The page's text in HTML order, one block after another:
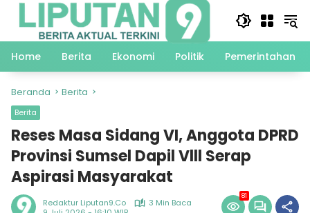
Langsung
Home
Berita Ekonomi Politik Pemerintahan
Beranda Berita
Berita
Reses Masa Sidang VI, Anggota DPRD
Provinsi Sumsel Dapil Vlll Serap
Aspirasi Masyarakat
Redaktur Liputan9.co
3 Min Baca
81